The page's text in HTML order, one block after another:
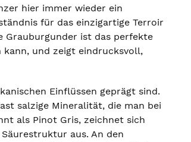
hier immer wieder ein
für das einzigartige Terroir
Grauburgunder ist das perfekte
und zeigt eindrucksvoll,
Einflüssen geprägt sind.
salzige Mineralität, die man bei
als Pinot Gris, zeichnet sich
aus. An den